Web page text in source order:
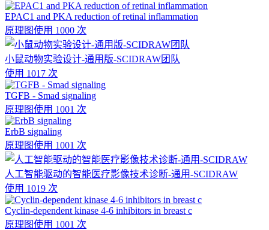
EPAC1 and PKA reduction of retinal inflammation
原理图使用 1000 次
小鼠动物实验设计-通用版-SCIDRAW团队
使用 1017 次
TGFB - Smad signaling
原理图使用 1001 次
ErbB signaling
原理图使用 1001 次
人工智能驱动的智能医疗影像技术诊断-通用-SCIDRAW
使用 1019 次
Cyclin-dependent kinase 4-6 inhibitors in breast c
原理图使用 1001 次